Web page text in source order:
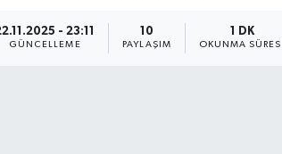
- 23:11
GÜNCELLEME
10
PAYLAŞIM
1 DK
OKUNMA SÜRESI